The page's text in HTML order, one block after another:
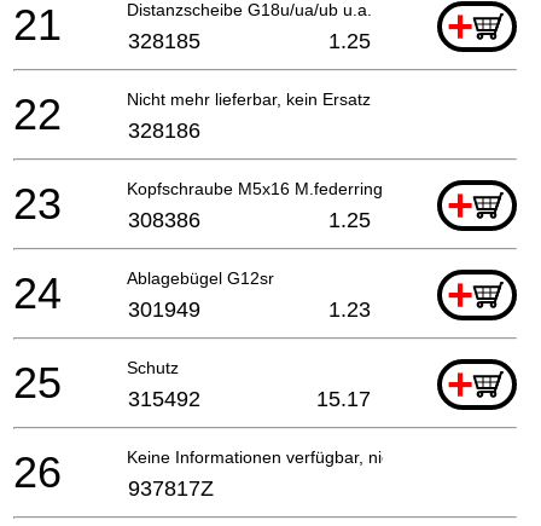
Distanzscheibe G18u/ua/ub u.a. +
21 328185 1.25
Nicht mehr lieferbar, kein Ersatz
22 328186
Kopfschraube M5x16 M.federring +
23 308386 1.25
Ablagebügel G12sr +
24 301949 1.23
Schutz +
25 315492 15.17
Keine Informationen verfügbar, nicht bestellbar
26 937817Z